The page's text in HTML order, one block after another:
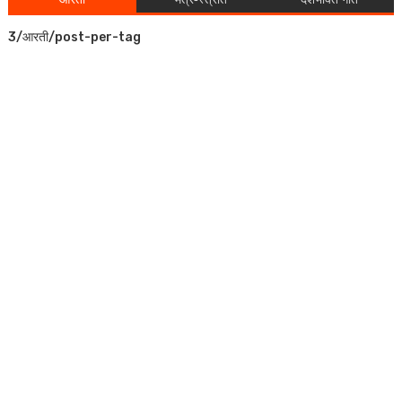
3/आरती/post-per-tag